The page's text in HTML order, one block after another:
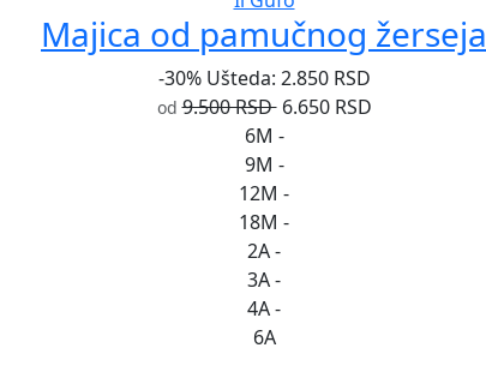
Majica od pamučnog žerseja
-30% Ušteda: 2.850 RSD
od 9.500 RSD 6.650 RSD
6M -
9M -
12M -
18M -
2A-
3A-
4A-
6A